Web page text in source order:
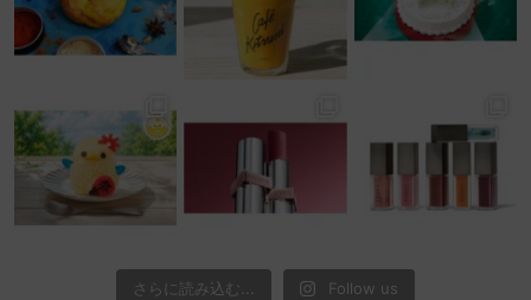
さらに読み込む... Follow us